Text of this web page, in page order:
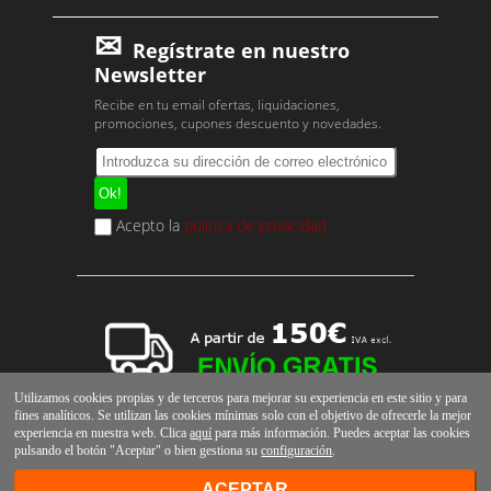
Regístrate en nuestro
Newsletter
Recibe en tu email ofertas, liquidaciones,
promociones, cupones descuento y novedades.
Acepto la política de privacidad
Utilizamos cookies propias y de terceros para mejorar su experiencia en este sitio y para
fines analíticos. Se utilizan las cookies mínimas solo con el objetivo de ofrecerle la mejor
experiencia en nuestra web. Clicaaquí para más información. Puedes aceptar las cookies
pulsando el botón "Aceptar" o bien gestiona suconfiguración.